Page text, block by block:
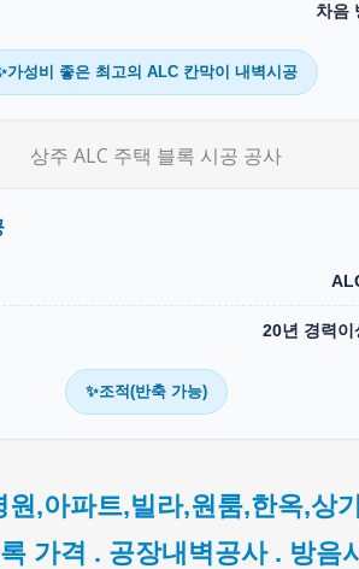
차음
가성비 좋은 최고의 ALC 칸막이 내벽시공
20년 경력이
✨조적(반축 가능)
,아파트,빌라,원룸,한옥,상
가격 . 공장내벽공사 . 방음